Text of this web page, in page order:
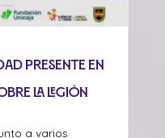
presente en
La Legión
a varios